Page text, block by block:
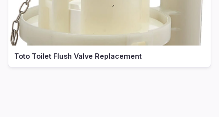
Toto Toilet Flush Valve Replacement